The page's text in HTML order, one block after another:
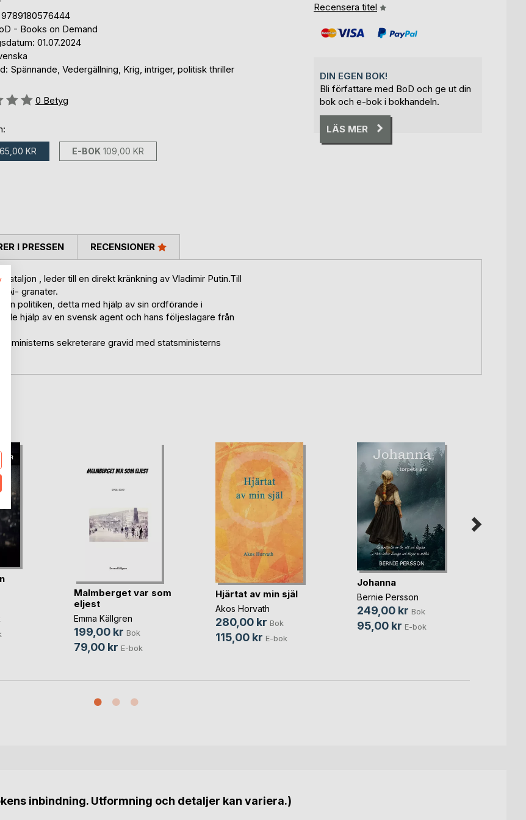
9789180576444
- Books on Demand
01.07.2024
Spännande, Vedergällning, Krig, intriger, politisk thriller
0 Betyg
KR E-BOK 109,00 KR
Recensera titel
DIN EGEN BOK!
Bli författare med BoD och ge ut din
bok och e-bok i bokhandeln.
LÄS MER
, leder till en direkt kränkning av Vladimir Putin.Till
Ai- granater.
politiken, detta med hjälp av sin ordförande i
hjälp av en svensk agent och hans följeslagare från
sekreterare gravid med statsministerns
I PRESSEN RECENSIONER
Malmberget var som
eljest
Emma Källgren
199,00 kr Bok
79,00 kr E-bok
Hjärtat av min själ
Akos Horvath
280,00 kr Bok
115,00 kr E-bok
Johanna
Bernie Persson
249,00 kr Bok
95,00 kr E-bok
inbindning. Utformning och detaljer kan variera.)